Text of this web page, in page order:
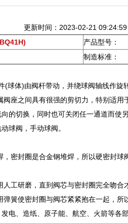
更新时间：2023-02-21 09:24:59
产品型号：
制造标准：
球体)由阀杆带动，并绕球阀轴线作旋
座之间具有很强的剪切力，特别适
的切换，同时也可关闭任一通道而使
球阀，手动球阀。
密封圈是合金钢堆焊，所以硬密封
工研磨，直到阀芯与密封圈完全吻合
簧使密封圈与阀芯紧紧抱在一起，所
电、造纸、原子能、航空、火箭等各